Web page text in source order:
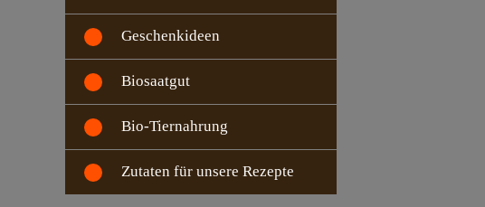
Geschenkideen
Biosaatgut
Bio-Tiernahrung
Zutaten für unsere Rezepte